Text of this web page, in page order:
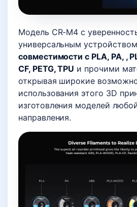
Модель CR-M4 с
универсальным
совместимости с PLA, PA, ,
CF, PETG, TPU и прочими
открывая широкие
использования этого 3D
изготовления моделей
направления.